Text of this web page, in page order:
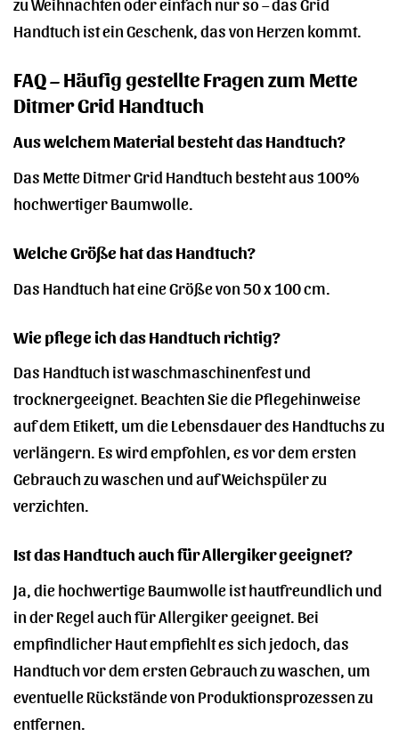
Handtuch ist ein Geschenk, das von Herzen kommt.
FAQ – Häufig gestellte Fragen zum Mette
Ditmer Grid Handtuch
Aus welchem Material besteht das Handtuch?
Das Mette Ditmer Grid Handtuch besteht aus 100%
hochwertiger Baumwolle.
Welche Größe hat das Handtuch?
Das Handtuch hat eine Größe von 50 x 100 cm.
Wie pflege ich das Handtuch richtig?
Das Handtuch ist waschmaschinenfest und
trocknergeeignet. Beachten Sie die Pflegehinweise
auf dem Etikett, um die Lebensdauer des Handtuchs zu
verlängern. Es wird empfohlen, es vor dem ersten
Gebrauch zu waschen und auf Weichspüler zu
verzichten.
Ist das Handtuch auch für Allergiker geeignet?
Ja, die hochwertige Baumwolle ist hautfreundlich und
in der Regel auch für Allergiker geeignet. Bei
empfindlicher Haut empfiehlt es sich jedoch, das
Handtuch vor dem ersten Gebrauch zu waschen, um
eventuelle Rückstände von Produktionsprozessen zu
entfernen.